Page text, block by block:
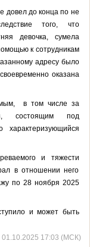
довел до конца по не
того, что
девочка, сумела
к сотрудникам
адресу было
оказана
в том числе за
состоящим под
характеризующийся
и тяжести
в отношении него
по 28 ноября 2025
и может быть
01.10.2025 17:03 (МСК)